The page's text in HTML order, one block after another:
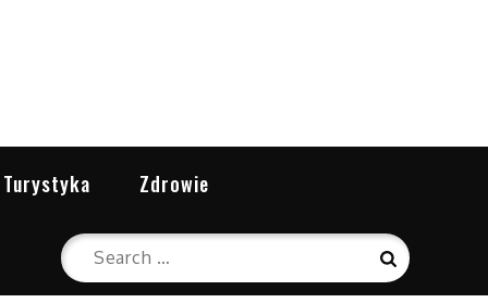
Turystyka Zdrowie
Search
for:
Search